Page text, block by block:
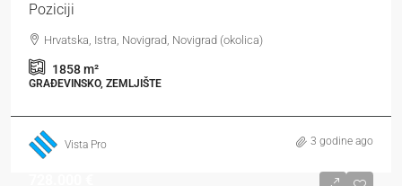
Poziciji
Hrvatska, Istra, Novigrad, Novigrad (okolica)
1858m²
GRAĐEVINSKO, ZEMLJIŠTE
Vista Pro 3 godine ago